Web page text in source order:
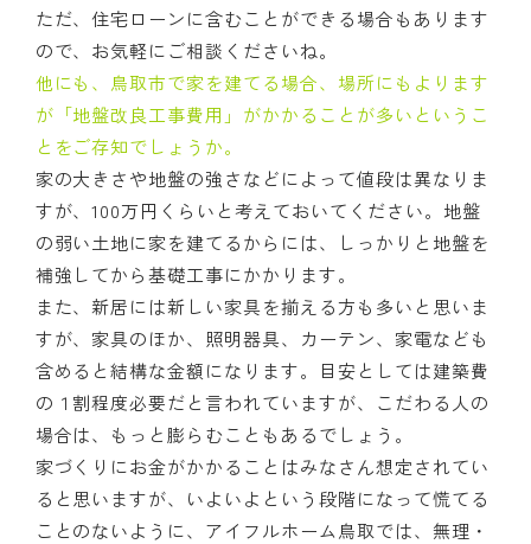
ただ、住宅ローンに含むことができる場合もあります
ので、お気軽にご相談くださいね。
他にも、鳥取市で家を建てる場合、場所にもよります
が「地盤改良工事費用」がかかることが多いというこ
とをご存知でしょうか。
家の大きさや地盤の強さなどによって値段は異なりま
すが、100万円くらいと考えておいてください。地盤
の弱い土地に家を建てるからには、しっかりと地盤を
補強してから基礎工事にかかります。
また、新居には新しい家具を揃える方も多いと思いま
すが、家具のほか、照明器具、カーテン、家電なども
含めると結構な金額になります。目安としては建築費
の１割程度必要だと言われていますが、こだわる人の
場合は、もっと膨らむこともあるでしょう。
家づくりにお金がかかることはみなさん想定されてい
ると思いますが、いよいよという段階になって慌てる
ことのないように、アイフルホーム鳥取では、無理・